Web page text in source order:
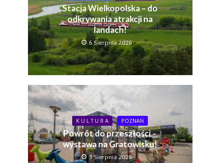
Stacja Wielkopolska – do
odkrywania atrakcji na
landach!
6 Sierpnia 2026
K U L T U R A POZNAŃ
Powrót do przeszłości –
wystawa na Gratowisku!
3 Sierpnia 2026